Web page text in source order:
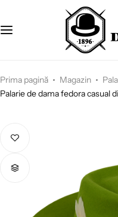
Prima pagină Magazin
Palarie de dama fedora casual